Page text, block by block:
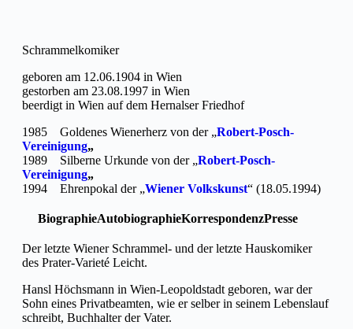
Schrammelkomiker
geboren am 12.06.1904 in Wien
gestorben am 23.08.1997 in Wien
beerdigt in Wien auf dem Hernalser Friedhof
1985 Goldenes Wienerherz von der „Robert-Posch-
Vereinigung„
1989 Silberne Urkunde von der „Robert-Posch-
Vereinigung„
1994 Ehrenpokal der „Wiener Volkskunst“ (18.05.1994)
BiographieAutobiographieKorrespondenzPresse
Der letzte Wiener Schrammel- und der letzte Hauskomiker
des Prater-Varieté Leicht.
Hansl Höchsmann in Wien-Leopoldstadt geboren, war der
Sohn eines Privatbeamten, wie er selber in seinem Lebenslauf
schreibt, Buchhalter der Vater.